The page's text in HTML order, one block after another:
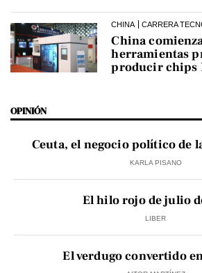
CHINA CARRERA
China
herramientas
producir chips
OPINIÓN
Ceuta, el negocio político de
KARLA PISANO
El hilo rojo de julio
LIBER
El verdugo convertido